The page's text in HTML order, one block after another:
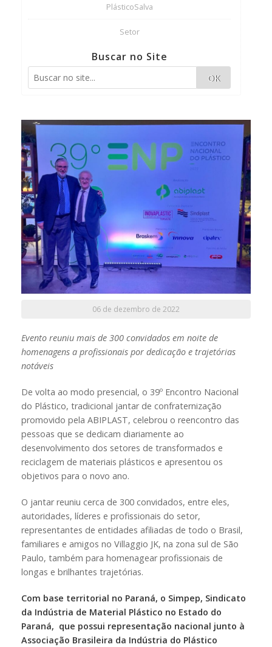
PlásticoSalva
Setor
Buscar no Site
OK
06 de dezembro de 2022
Evento reuniu mais de 300 convidados em noite de
homenagens a profissionais por dedicação e trajetórias
notáveis
De volta ao modo presencial, o 39º Encontro Nacional
do Plástico, tradicional jantar de confraternização
promovido pela ABIPLAST, celebrou o reencontro das
pessoas que se dedicam diariamente ao
desenvolvimento dos setores de transformados e
reciclagem de materiais plásticos e apresentou os
objetivos para o novo ano.
O jantar reuniu cerca de 300 convidados, entre eles,
autoridades, líderes e profissionais do setor,
representantes de entidades afiliadas de todo o Brasil,
familiares e amigos no Villaggio JK, na zona sul de São
Paulo, também para homenagear profissionais de
longas e brilhantes trajetórias.
Com base territorial no Paraná, o Simpep, Sindicato
da Indústria de Material Plástico no Estado do
Paraná, que possui representação nacional junto à
Associação Brasileira da Indústria do Plástico